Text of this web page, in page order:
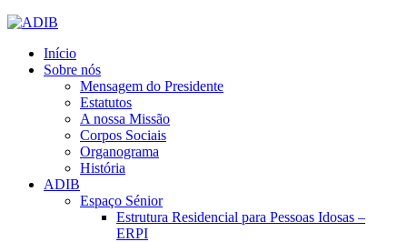
Início
Sobre nós
Mensagem do Presidente
Estatutos
A nossa Missão
Corpos Sociais
Organograma
História
ADIB
Espaço Sénior
Estrutura Residencial para Pessoas Idosas –
ERPI